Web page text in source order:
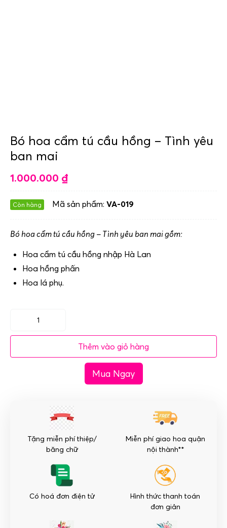
Bó hoa cẩm tú cầu hồng – Tình yêu
ban mai
1.000.000 ₫
Còn hàng Mã sản phẩm: VA-019
Bó hoa cẩm tú cầu hồng – Tình yêu ban mai gồm:
Hoa cẩm tú cầu hồng nhập Hà Lan
Hoa hồng phấn
Hoa lá phụ.
Bó
hoa
mai
lượng
Thêm vào giỏ hàng
Mua Ngay
Tặng miễn phí thiệp/
băng chữ
Miễn phí giao hoa quận
nội thành**
Có hoá đơn điện tử
Hình thức thanh toán
đơn giản